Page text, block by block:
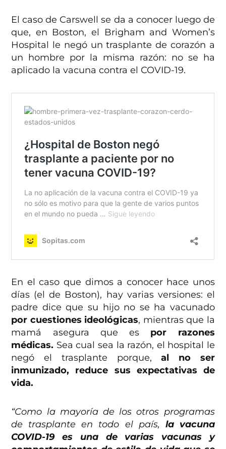
El caso de Carswell se da a conocer luego de
que, en Boston, el Brigham and Women’s
Hospital le negó un trasplante de corazón a
un hombre por la misma razón: no se ha
aplicado la vacuna contra el COVID-19.
En el caso que dimos a conocer hace unos
días (el de Boston), hay varias versiones: el
padre dice que su hijo no se ha vacunado
por cuestiones ideológicas, mientras que la
mamá asegura que es por razones
médicas. Sea cual sea la razón, el hospital le
negó el trasplante porque,al no ser
inmunizado, reduce sus expectativas de
vida.
“Como la mayoría de los otros programas
de trasplante en todo el país, la vacuna
COVID-19 es una de varias vacunas y